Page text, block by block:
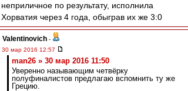
неприличное по результату, исполнила
Хорватия через 4 года, обыграв их же 3:0
Valentinovich -
30 мар 2016 12:57
man26 » 30 мар 2016 11:50
Уверенно называющим четвёрку
полуфиналистов предлагаю вспомнить ту же
Грецию.